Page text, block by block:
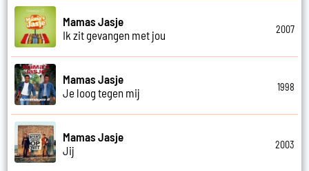
Mamas Jasje
Ik zit gevangen met jou
2007
Mamas Jasje
Je loog tegen mij
1998
Mamas Jasje
Jij
2003